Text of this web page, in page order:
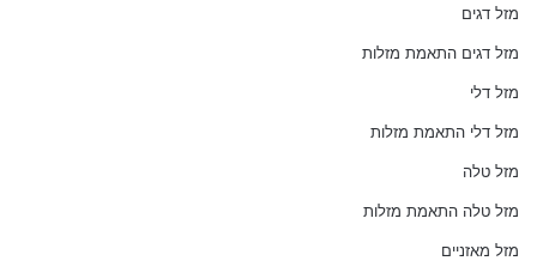
מזל דגים
מזל דגים התאמת מזלות
מזל דלי
מזל דלי התאמת מזלות
מזל טלה
מזל טלה התאמת מזלות
מזל מאזניים